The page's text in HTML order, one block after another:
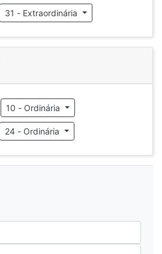
31 - Extraordinária
10 - Ordinária
24 - Ordinária